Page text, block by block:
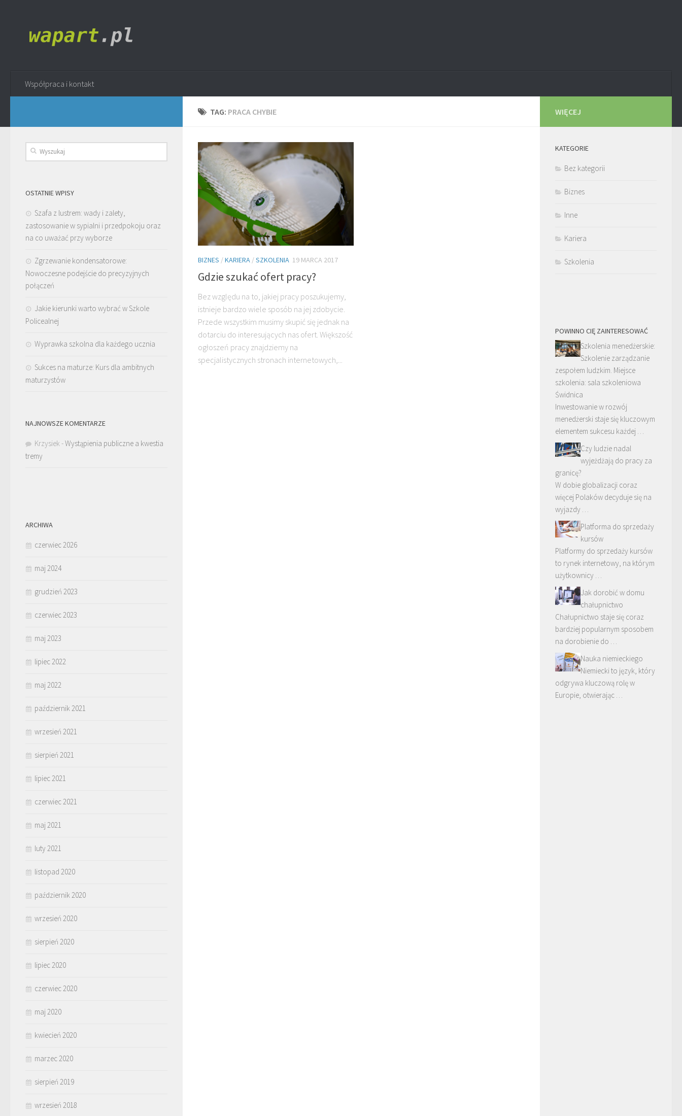
Współpraca i kontakt
TAG: PRACA CHYBIE
BIZNES /KARIERA /SZKOLENIA 19 MARCA 2017
Gdzie szukać ofert pracy?
Bez względu na to, jakiej pracy poszukujemy,
istnieje bardzo wiele sposób na jej zdobycie.
Przede wszystkim musimy skupić się jednak na
dotarciu do interesujących nas ofert. Większość
ogłoszeń pracy znajdziemy na
specjalistycznych stronach internetowych,...
OSTATNIE WPISY
Szafa z lustrem: wady i zalety,
zastosowanie w sypialni i przedpokoju oraz
na co uważać przy wyborze
Zgrzewanie kondensatorowe:
Nowoczesne podejście do precyzyjnych
połączeń
Jakie kierunki warto wybrać w Szkole
Policealnej
Wyprawka szkolna dla każdego ucznia
Sukces na maturze: Kurs dla ambitnych
maturzystów
NAJNOWSZE KOMENTARZE
Krzysiek-Wystąpienia publiczne a kwestia
tremy
ARCHIWA
czerwiec 2026
maj 2024
grudzień 2023
czerwiec 2023
maj 2023
lipiec 2022
maj 2022
październik 2021
wrzesień 2021
sierpień 2021
lipiec 2021
czerwiec 2021
maj 2021
luty 2021
listopad 2020
październik 2020
wrzesień 2020
sierpień 2020
lipiec 2020
czerwiec 2020
maj 2020
kwiecień 2020
marzec 2020
sierpień 2019
wrzesień 2018
WIĘCEJ
KATEGORIE
Bez kategorii
Biznes
Inne
Kariera
Szkolenia
POWINNO CIĘ ZAINTERESOWAĆ
Szkolenia menedżerskie:
Szkolenie zarządzanie
zespołem ludzkim. Miejsce
szkolenia: sala szkoleniowa
Świdnica
Inwestowanie w rozwój
menedżerski staje się kluczowym
elementem sukcesu każdej …
Czy ludzie nadal
wyjeżdżają do pracy za
granicę?
W dobie globalizacji coraz
więcej Polaków decyduje się na
wyjazdy …
Platforma do sprzedaży
kursów
Platformy do sprzedaży kursów
to rynek internetowy, na którym
użytkownicy …
Jak dorobić w domu
chałupnictwo
Chałupnictwo staje się coraz
bardziej popularnym sposobem
na dorobienie do …
Nauka niemieckiego
Niemiecki to język, który
odgrywa kluczową rolę w
Europie, otwierając …